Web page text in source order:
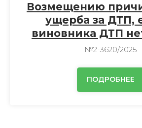
Возмещению
ущерба за ДТП,
виновника ДТП
№2-3620/2025
ПОДРОБНЕЕ